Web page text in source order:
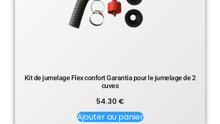
Kit de jumelage Flex confort Garantia pour le jumelage de 2
cuves
54.30 €
Ajouter au panier